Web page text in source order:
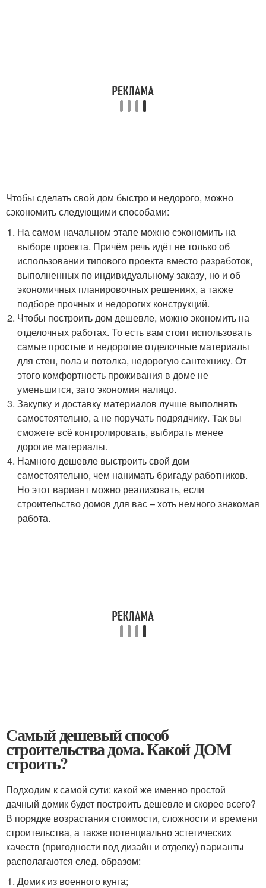
Чтобы сделать свой дом быстро и недорого, можно
сэкономить следующими способами:
На самом начальном этапе можно сэкономить на
выборе проекта. Причём речь идёт не только об
использовании типового проекта вместо разработок,
выполненных по индивидуальному заказу, но и об
экономичных планировочных решениях, а также
подборе прочных и недорогих конструкций.
Чтобы построить дом дешевле, можно экономить на
отделочных работах. То есть вам стоит использовать
самые простые и недорогие отделочные материалы
для стен, пола и потолка, недорогую сантехнику. От
этого комфортность проживания в доме не
уменьшится, зато экономия налицо.
Закупку и доставку материалов лучше выполнять
самостоятельно, а не поручать подрядчику. Так вы
сможете всё контролировать, выбирать менее
дорогие материалы.
Намного дешевле выстроить свой дом
самостоятельно, чем нанимать бригаду работников.
Но этот вариант можно реализовать, если
строительство домов для вас – хоть немного знакомая
работа.
Самый дешевый способ
строительства дома. Какой ДОМ
строить?
Подходим к самой сути: какой же именно простой
дачный домик будет построить дешевле и скорее всего?
В порядке возрастания стоимости, сложности и времени
строительства, а также потенциально эстетических
качеств (пригодности под дизайн и отделку) варианты
располагаются след. образом:
Домик из военного кунга;